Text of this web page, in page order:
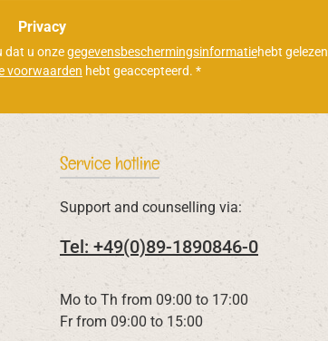
Privacy
dat u onzegegevensbeschermingsinformatiehebt gelezen
voorwaarden hebt geaccepteerd. *
Service hotline
Support and counselling via:
Tel: +49(0)89-1890846-0
Mo to Th from 09:00 to 17:00
Fr from 09:00 to 15:00